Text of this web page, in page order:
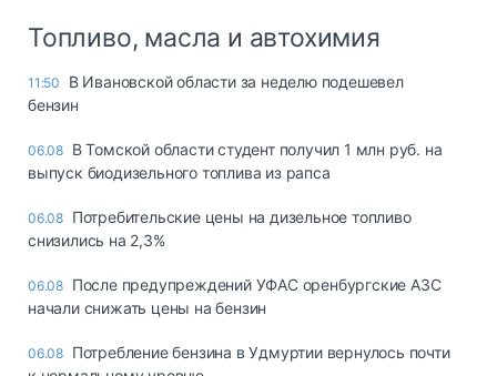
Топливо, масла и автохимия
11:50
В Ивановской области за неделю подешевел
бензин
06.08 В Томской области студент получил 1 млн руб. на
выпуск биодизельного топлива из рапса
06.08 Потребительские цены на дизельное топливо
снизились на 2,3%
06.08 После предупреждений УФАС оренбургские АЗС
начали снижать цены на бензин
06.08 Потребление бензина в Удмуртии вернулось почти